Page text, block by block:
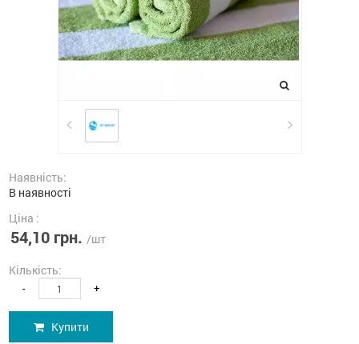
Наявність:
В наявності
Ціна :
54,10 грн. /шт
Кількість:
- +
Купити